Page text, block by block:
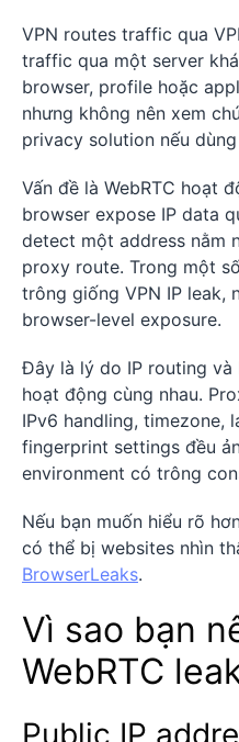
VPN routes traffic qua
traffic qua một server
browser, profile hoặc
nhưng không nên xem
privacy solution nếu
Vấn đề là WebRTC hoạt
browser expose IP data
detect một address nằm
proxy route. Trong một
trông giống VPN IP leak,
browser-level exposure.
Đây là lý do IP routing
hoạt động cùng nhau.
IPv6 handling, timezone,
fingerprint settings đều
environment có trông
Nếu bạn muốn hiểu rõ
có thể bị websites nhìn
BrowserLeaks.
Vì sao bạn
WebRTC